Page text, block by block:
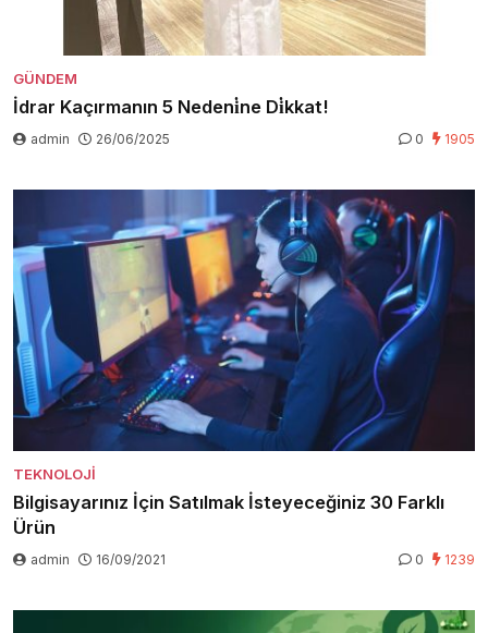
GÜNDEM
İdrar Kaçırmanın 5 Nedeni̇ne Di̇kkat!
admin 26/06/2025 0 1905
TEKNOLOJI
Bilgisayarınız İçin Satılmak İsteyeceğiniz 30 Farklı
Ürün
admin 16/09/2021 0 1239